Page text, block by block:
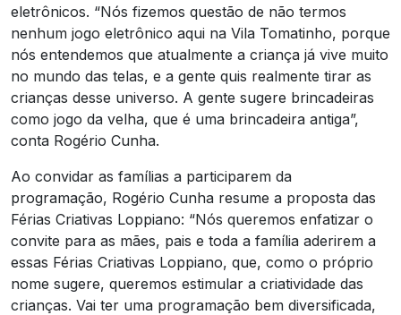
eletrônicos. “Nós fizemos questão de não termos
nenhum jogo eletrônico aqui na Vila Tomatinho, porque
nós entendemos que atualmente a criança já vive muito
no mundo das telas, e a gente quis realmente tirar as
crianças desse universo. A gente sugere brincadeiras
como jogo da velha, que é uma brincadeira antiga”,
conta Rogério Cunha.
Ao convidar as famílias a participarem da
programação, Rogério Cunha resume a proposta das
Férias Criativas Loppiano: “Nós queremos enfatizar o
convite para as mães, pais e toda a família aderirem a
essas Férias Criativas Loppiano, que, como o próprio
nome sugere, queremos estimular a criatividade das
crianças. Vai ter uma programação bem diversificada,